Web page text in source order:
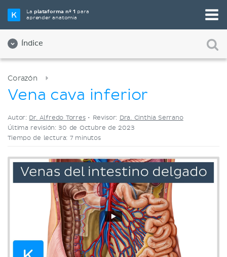
Laplataforma nº 1 para
aprender anatomía
Índice
Elige tu herramienta de estudio favorita
Videos
Corazón
Vena cava inferior
Autor: Dr. Alfredo Torres• Revisor: Dra. Cinthia Serrano
Última revisión: 30 de Octubre de 2023
Tiempo de lectura: 7 minutos